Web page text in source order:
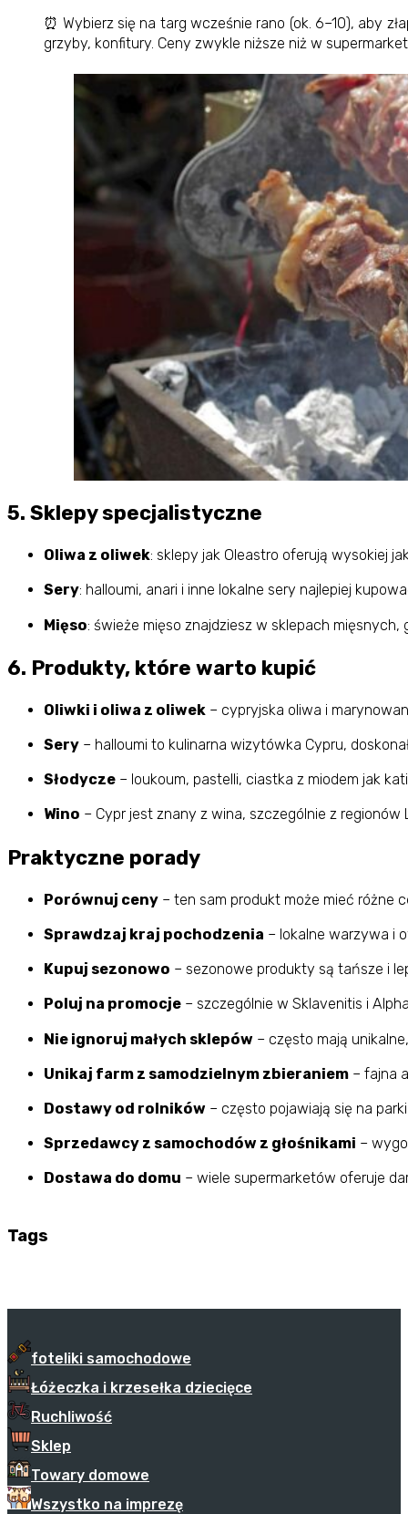
⏰ Wybierz się na targ wcześnie rano (ok. 6–10), aby
grzyby, konfitury. Ceny zwykle niższe niż w
5. Sklepy specjalistyczne
Oliwa z oliwek: sklepy jak Oleastro oferują wysokiej
Sery: halloumi, anari i inne lokalne sery najlepiej
Mięso: świeże mięso znajdziesz w sklepach
6. Produkty, które warto kupić
Oliwki i oliwa z oliwek – cypryjska oliwa i
Sery – halloumi to kulinarna wizytówka Cypru,
Słodycze – loukoum, pastelli, ciastka z miodem jak
Wino – Cypr jest znany z wina, szczególnie z
Praktyczne porady
Porównuj ceny – ten sam produkt może mieć różne
Sprawdzaj kraj pochodzenia – lokalne warzywa i
Kupuj sezonowo – sezonowe produkty są tańsze i
Poluj na promocje – szczególnie w Sklavenitis i
Nie ignoruj małych sklepów – często mają
Unikaj farm z samodzielnym zbieraniem – fajna
Dostawy od rolników – często pojawiają się na
Sprzedawcy z samochodów z głośnikami –
Dostawa do domu – wiele supermarketów oferuje
Tags
foteliki samochodowe
Łóżeczka i krzesełka dziecięce
Ruchliwość
Sklep
Towary domowe
Wszystko na imprezę